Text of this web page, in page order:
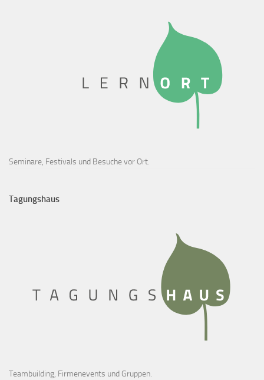
Seminare, Festivals und Besuche vor Ort.
Tagungshaus
Teambuilding, Firmenevents und Gruppen.